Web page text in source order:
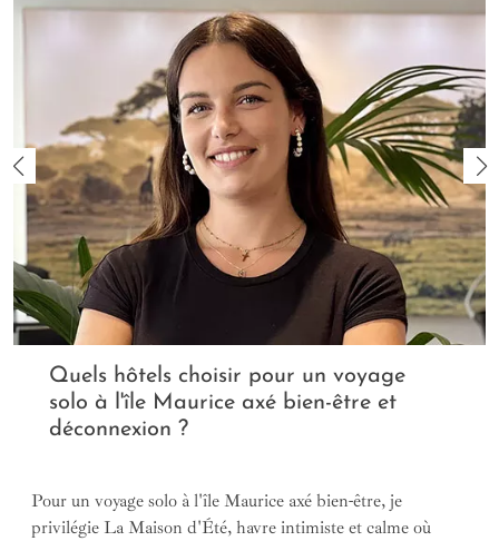
Quels hôtels choisir pour un voyage
solo à l'île Maurice axé bien-être et
déconnexion ?
Pour un voyage solo à l'île Maurice axé bien-être, je
privilégie La Maison d'Été, havre intimiste et calme où